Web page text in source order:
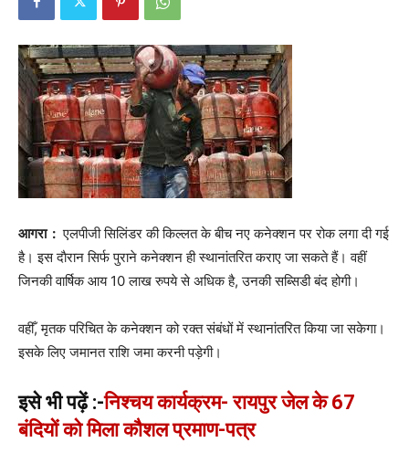
आगरा : एलपीजी सिलिंडर की किल्लत के बीच नए कनेक्शन पर रोक लगा दी गई
है। इस दाैरान सिर्फ पुराने कनेक्शन ही स्थानांतरित कराए जा सकते हैं। वहीं
जिनकी वार्षिक आय 10 लाख रुपये से अधिक है, उनकी सब्सिडी बंद होगी।
वहीँ, मृतक परिचित के कनेक्शन को रक्त संबंधों में स्थानांतरित किया जा सकेगा।
इसके लिए जमानत राशि जमा करनी पड़ेगी।
इसे भी पढ़ें :-निश्चय कार्यक्रम- रायपुर जेल के 67
बंदियों को मिला कौशल प्रमाण-पत्र